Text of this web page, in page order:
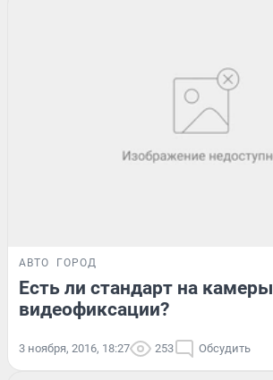
АВТО ГОРОД
Есть ли стандарт на камеры
видеофиксации?
3 ноября, 2016, 18:27 253 Обсудить